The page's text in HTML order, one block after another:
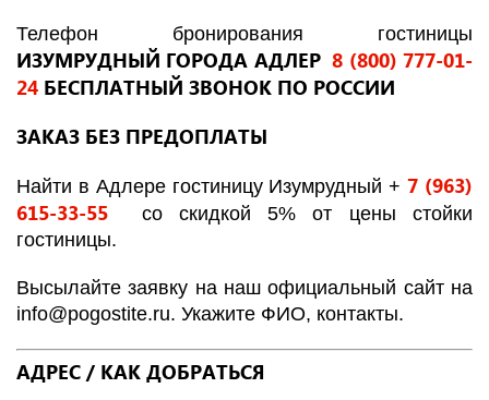
Телефон бронирования гостиницы
ИЗУМРУДНЫЙ ГОРОДА АДЛЕР 8 (800) 777-01-
24 БЕСПЛАТНЫЙ ЗВОНОК ПО РОССИИ
ЗАКАЗ БЕЗ ПРЕДОПЛАТЫ
Найти в Адлере гостиницу Изумрудный +7 (963)
615-33-55
со скидкой 5% от цены стойки
гостиницы.
Высылайте заявку на наш официальный сайт на
info@pogostite.ru. Укажите ФИО, контакты.
АДРЕС / КАК ДОБРАТЬСЯ